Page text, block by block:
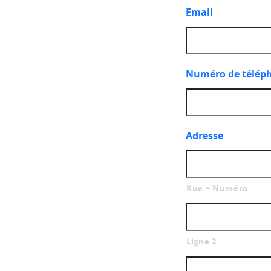
Email
Numéro de
Adresse
Rue + Numéro
Ligne 2